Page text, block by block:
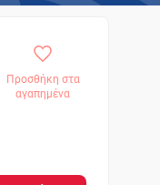
Προσθήκη στα
αγαπημένα